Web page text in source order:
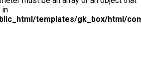
in
templates/gk_box/html/